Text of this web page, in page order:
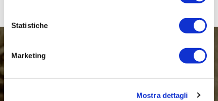
Statistiche
Marketing
Mostra dettagli